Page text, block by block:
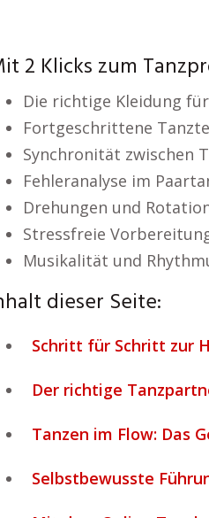
2 Klicks zum
Die richtige Kleidung
Fortgeschrittene
Synchronität zwischen
Fehleranalyse im
Drehungen und
Stressfreie
Musikalität und
dieser Seite:
Schritt für Schritt zur
Der richtige
Tanzen im Flow: Das
Selbstbewusste